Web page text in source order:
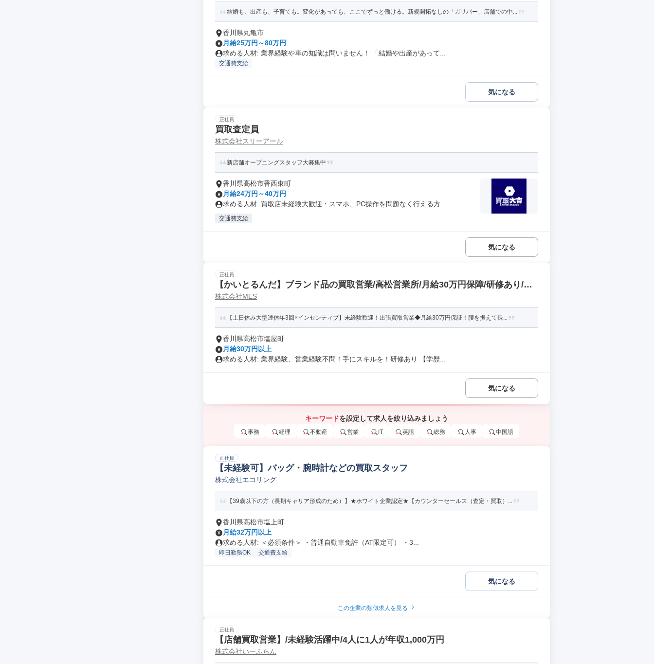
結婚も、出産も、子育ても。変化があっても、ここでずっと働ける。新規開拓なしの「ガリバー」店舗での中...
香川県丸亀市
月給25万円～80万円
求める人材: 業界経験や車の知識は問いません！ 「結婚や出産があって...
交通費支給
気になる
正社員
買取査定員
株式会社スリーアール
新店舗オープニングスタッフ大募集中
香川県高松市香西東町
月給24万円～40万円
求める人材: 買取店未経験大歓迎・スマホ、PC操作を問題なく行える方...
交通費支給
気になる
正社員
【かいとるんだ】ブランド品の買取営業/高松営業所/月給30万円保障/研修あり/土
日休み年間休日120日~
株式会社MES
【土日休み大型連休年3回×インセンティブ】未経験歓迎！出張買取営業◆月給30万円保証！腰を据えて長...
香川県高松市塩屋町
月給30万円以上
求める人材: 業界経験、営業経験不問！手にスキルを！研修あり 【学歴...
気になる
キーワードを設定して求人を絞り込みましょう
事務 経理 不動産 営業 IT 英語 総務 人事 中国語
正社員
【未経験可】バッグ・腕時計などの買取スタッフ
株式会社エコリング
【39歳以下の方（長期キャリア形成のため）】★ホワイト企業認定★【カウンターセールス（査定・買取）...
香川県高松市塩上町
月給32万円以上
求める人材: ＜必須条件＞ ・普通自動車免許（AT限定可） ・3...
即日勤務OK 交通費支給
気になる
この企業の類似求人を見る
正社員
【店舗買取営業】/未経験活躍中/4人に1人が年収1,000万円
株式会社いーふらん